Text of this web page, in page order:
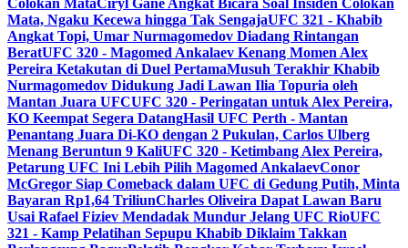
Colokan MataCiryl Gane Angkat Bicara Soal Insiden Colokan
Mata, Ngaku Kecewa hingga Tak SengajaUFC 321 - Khabib
Angkat Topi, Umar Nurmagomedov Diadang Rintangan
BeratUFC 320 - Magomed Ankalaev Kenang Momen Alex
Pereira Ketakutan di Duel PertamaMusuh Terakhir Khabib
Nurmagomedov Didukung Jadi Lawan Ilia Topuria oleh
Mantan Juara UFCUFC 320 - Peringatan untuk Alex Pereira,
KO Keempat Segera DatangHasil UFC Perth - Mantan
Penantang Juara Di-KO dengan 2 Pukulan, Carlos Ulberg
Menang Beruntun 9 KaliUFC 320 - Ketimbang Alex Pereira,
Petarung UFC Ini Lebih Pilih Magomed AnkalaevConor
McGregor Siap Comeback dalam UFC di Gedung Putih, Minta
Bayaran Rp1,64 TriliunCharles Oliveira Dapat Lawan Baru
Usai Rafael Fiziev Mendadak Mundur Jelang UFC RioUFC
321 - Kamp Pelatihan Sepupu Khabib Diklaim Takkan